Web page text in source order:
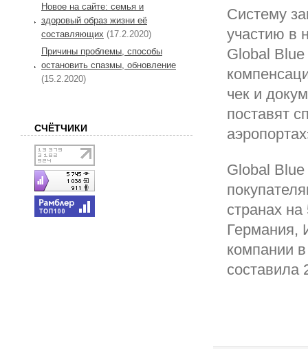
Систему
участию в
Global
чек и
поставят
Global
странах
Германия,
компании
составила
Новое на сайте: семья и
здоровый образ жизни её
составляющих (17.2.2020)
Причины проблемы, способы
остановить спазмы, обновление
(15.2.2020)
СЧЁТЧИКИ